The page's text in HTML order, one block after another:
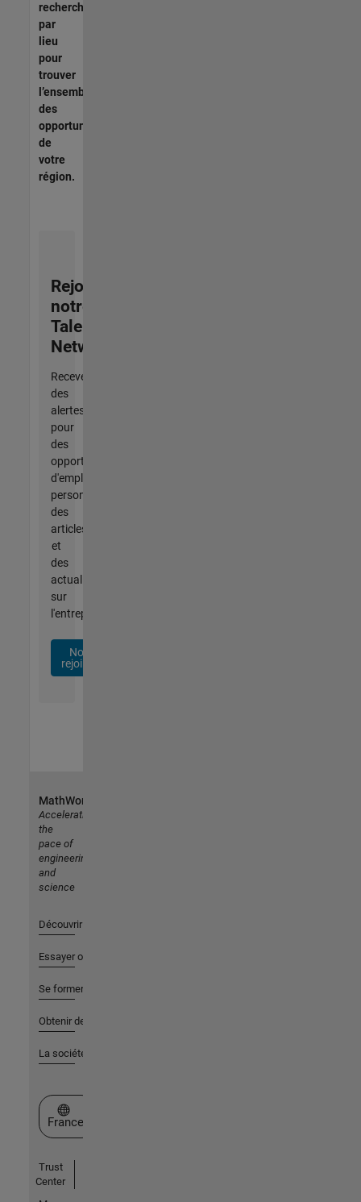
recherche
par
lieu
pour
trouver
l’ensemble
des
opportunités
de
votre
région.
Rejoignez
notre
Talent
Network
Recevez
des
alertes
pour
des
opportunités
d'emploi
personnalisées,
des
articles
et
des
actualités
sur
l'entreprise.
Nous
rejoindre
MathWorks
Accelerating
the
pace of
engineering
and
science
Découvrir les produits
Essayer ou acheter
Se former
Obtenir de l'aide
La société
Sélectionner un site web
France
Trust
Center